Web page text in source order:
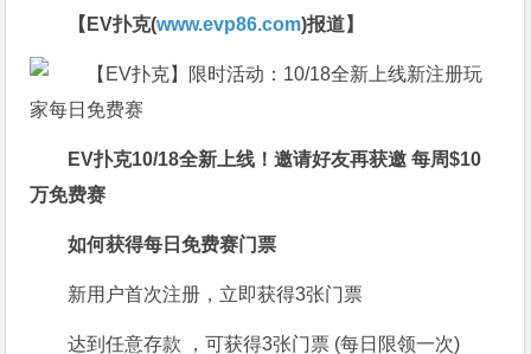
【EV扑克(www.evp86.com)报道】
EV扑克10/18全新上线！邀请好友再获邀每周$10
万免费赛
如何获得每日免费赛门票
新用户首次注册，立即获得3张门票
达到任意存款 ，可获得3张门票 (每日限领一次)